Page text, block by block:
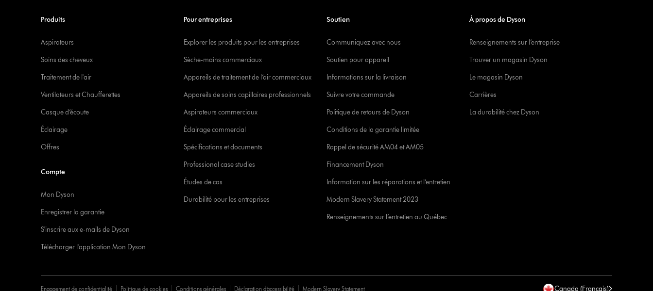
Produits
Aspirateurs
Soins des cheveux
Traitement de l'air
Ventilateurs et Chaufferettes
Casque d’écoute
Éclairage
Offres
Compte
Mon Dyson
Enregistrer la garantie
S'inscrire aux e-mails de Dyson
Télécharger l'application Mon Dyson
Pour entreprises
Explorer les produits pour les entreprises
Sèche-mains commerciaux
Appareils de traitement de l’air commerciaux
Appareils de soins capillaires professionnels
Aspirateurs commerciaux
Éclairage commercial
Spécifications et documents
Professional case studies
Études de cas
Durabilité pour les entreprises
Soutien
Communiquez avec nous
Soutien pour appareil
Informations sur la livraison
Suivre votre commande
Politique de retours de Dyson
Conditions de la garantie limitée
Rappel de sécurité AM04 et AM05
Financement Dyson
Information sur les réparations et l’entretien
Modern Slavery Statement 2023
Renseignements sur l’entretien au Québec
À propos de Dyson
Renseignements sur l’entreprise
Trouver un magasin Dyson
Le magasin Dyson
Carrières
La durabilité chez Dyson
Engagement de confidentialité Politique de cookies Conditions générales Déclaration d’accessibilité Modern Slavery Statement Canada (Francais)